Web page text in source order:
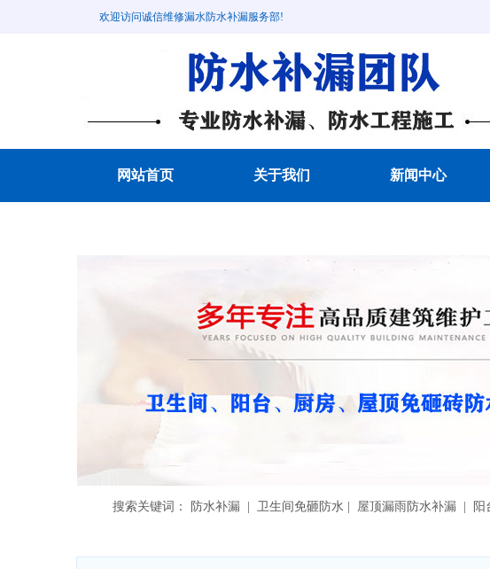
欢迎访问诚信维修漏水防水补漏服务部!
网站首页 关于我们 新闻中心
搜索关键词： 防水补漏 | 卫生间免砸防水 | 屋顶漏雨防水补漏 |